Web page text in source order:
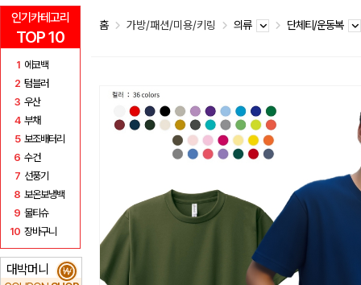
인기카테고리
TOP 10
1 에코백
2 텀블러
3 우산
4 부채
5 보조배터리
6 수건
7 선풍기
8 보온보냉백
9 물티슈
10 장바구니
대박머니 ₩
홈 가방/패션/미용/키링 의류 단체티/운동복